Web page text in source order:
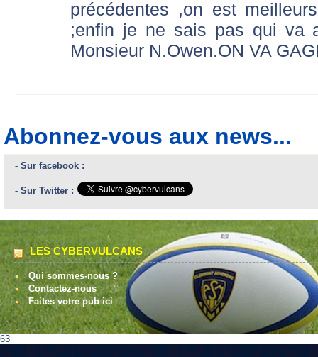
précédentes ,on est
;enfin je ne sais pas qui va
Monsieur N.Owen.ON VA
Abonnez-vous aux news...
- Sur facebook :
- Sur Twitter :
LES CYBERVULCANS
Qui sommes-nous ?
Contactez-nous
Faites votre pub ici
63